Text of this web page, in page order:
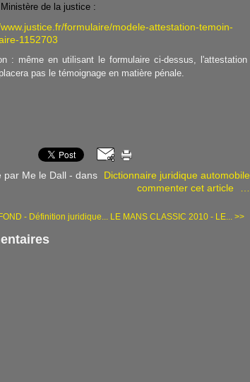
de la justice :
formulaire/modele-attestation-temoin-
1152703
: même en utilisant le formulaire ci-dessus, l'attestation
pas le témoignage en matière pénale.
par Me le Dall - dans
Dictionnaire juridique automobile
commenter cet article
- Définition juridique... LE MANS CLASSIC 2010 - LE... >>